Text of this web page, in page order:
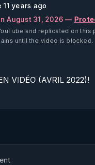
11 years ago
August 31, 2026 —
and replicated on this
until the video is blocked.
VIDÉO (AVRIL 2022)!